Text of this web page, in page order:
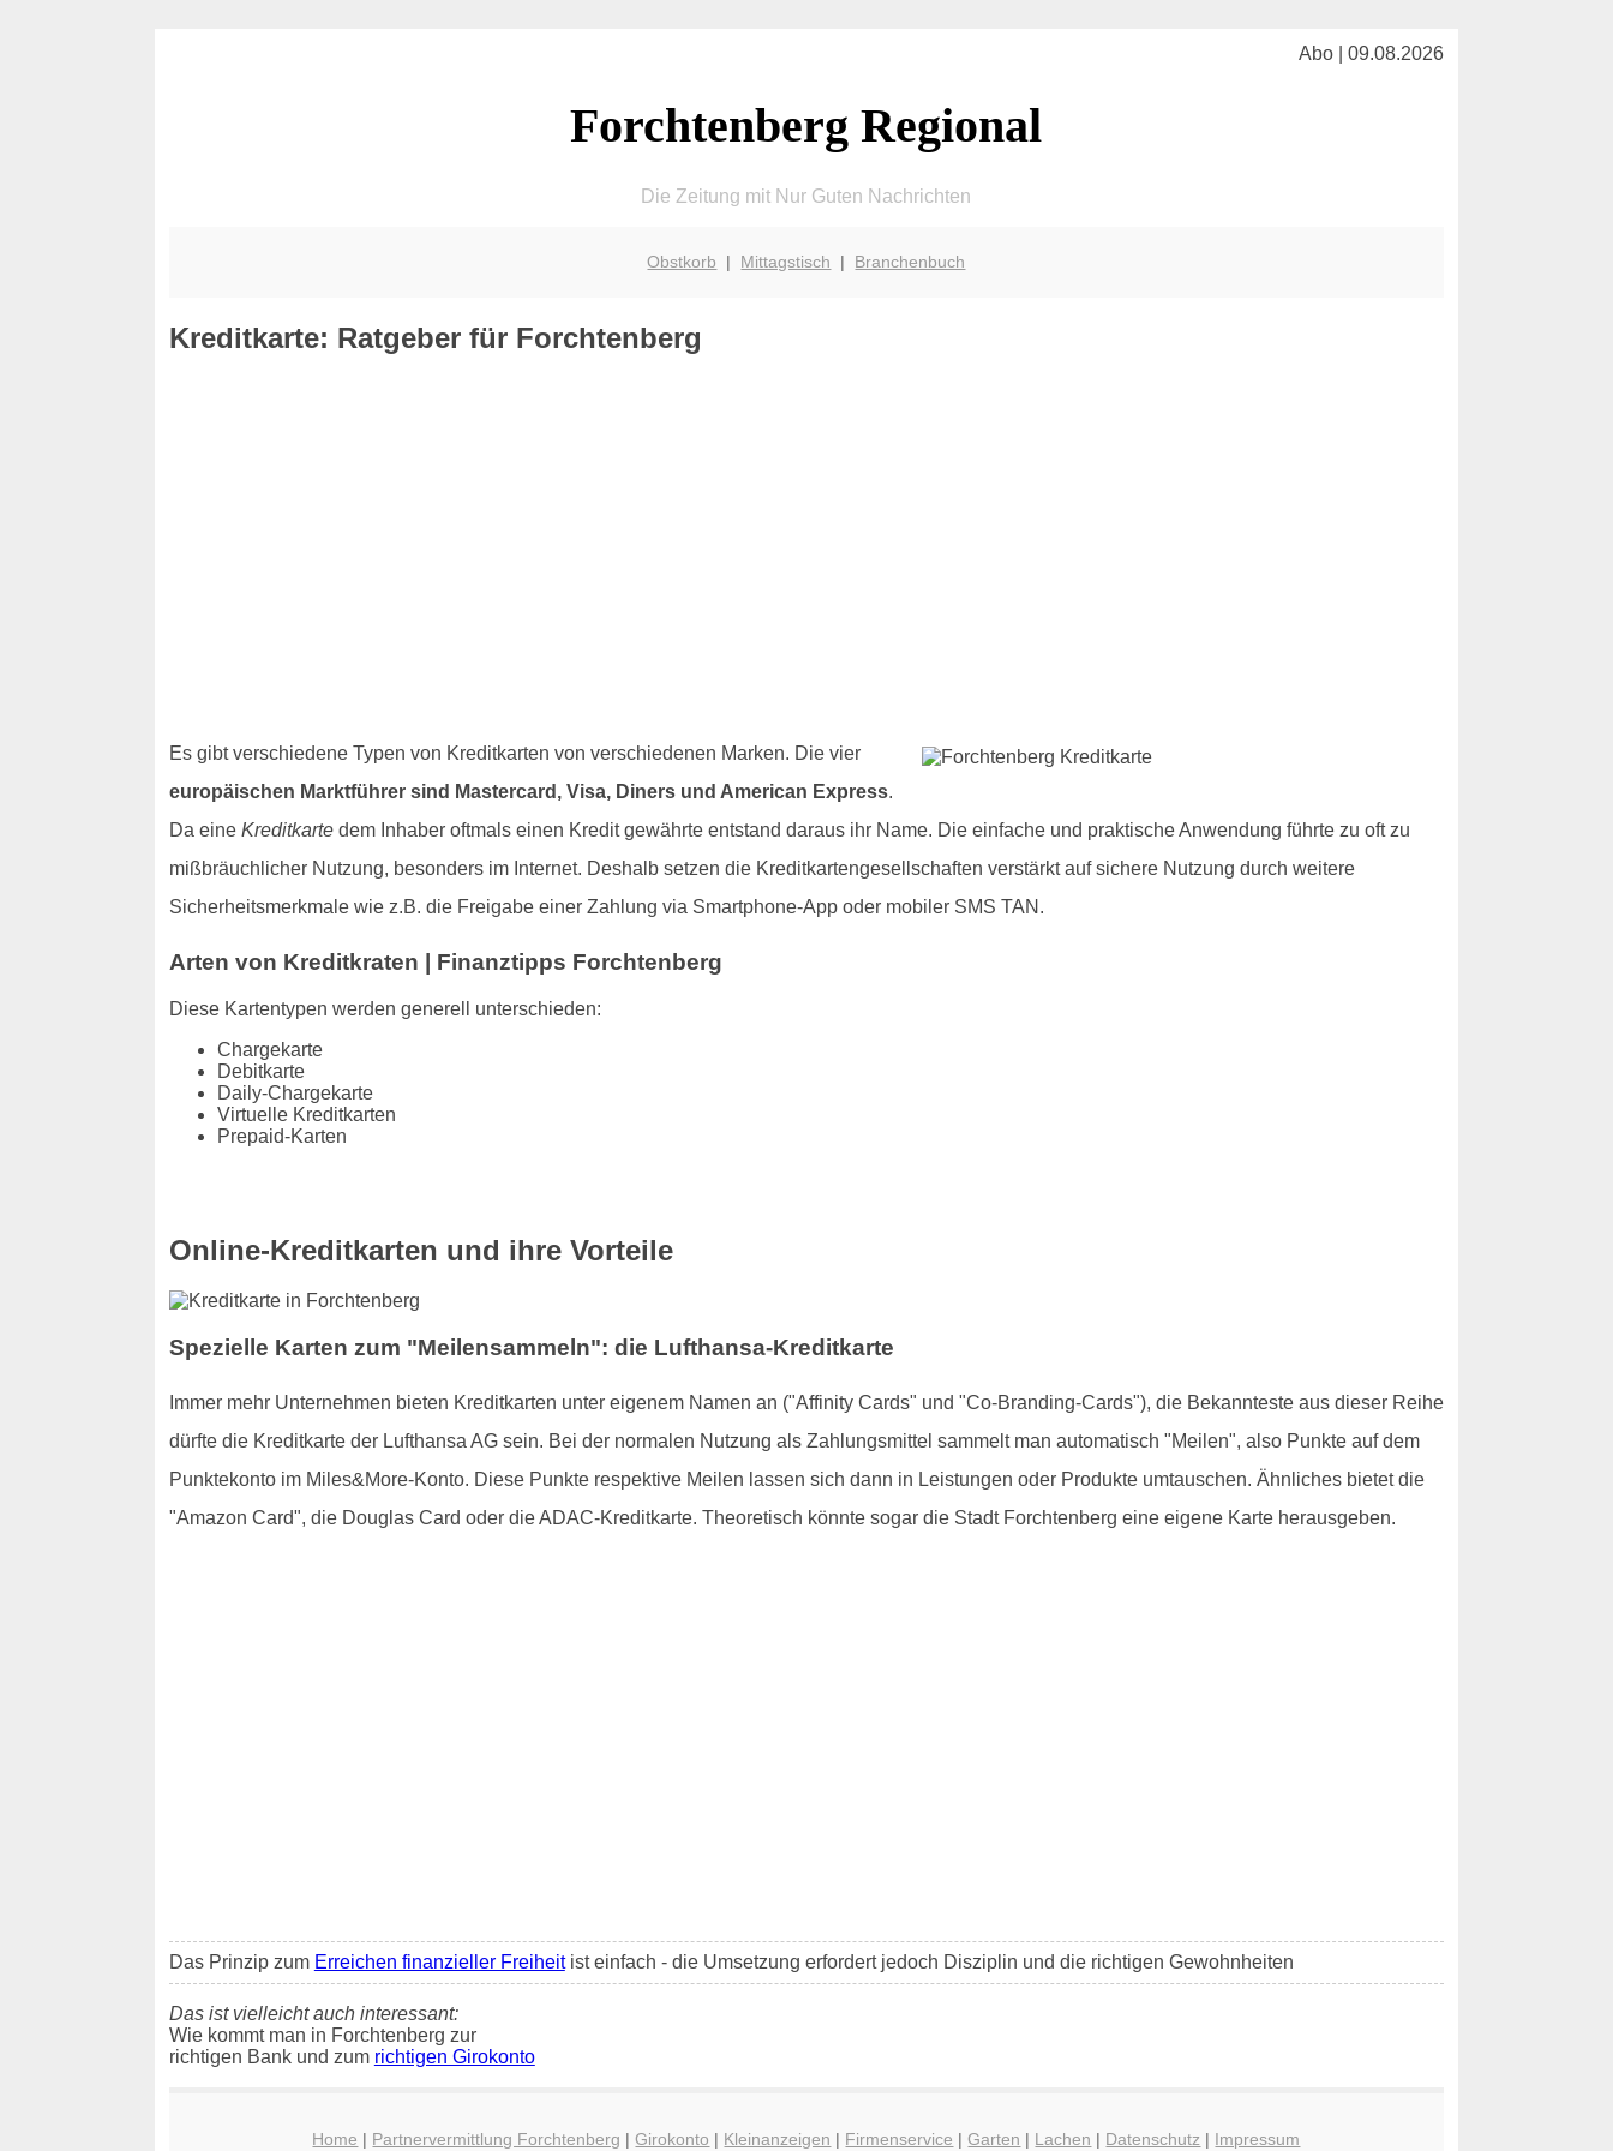
Abo | 09.08.2026
Forchtenberg Regional
Die Zeitung mit Nur Guten Nachrichten
Obstkorb | Mittagstisch | Branchenbuch
Kreditkarte: Ratgeber für Forchtenberg
Es gibt verschiedene Typen von Kreditkarten von verschiedenen Marken. Die vier
europäischen Marktführer sind Mastercard, Visa, Diners und American Express.
Da eine Kreditkartedem Inhaber oftmals einen Kredit gewährte entstand daraus ihr Name. Die einfache und praktische Anwendung führte zu oft zu
mißbräuchlicher Nutzung, besonders im Internet. Deshalb setzen die Kreditkartengesellschaften verstärkt auf sichere Nutzung durch weitere
Sicherheitsmerkmale wie z.B. die Freigabe einer Zahlung via Smartphone-App oder mobiler SMS TAN.
Arten von Kreditkraten | Finanztipps Forchtenberg
Diese Kartentypen werden generell unterschieden:
Chargekarte
Debitkarte
Daily-Chargekarte
Virtuelle Kreditkarten
Prepaid-Karten
Online-Kreditkarten und ihre Vorteile
Spezielle Karten zum "Meilensammeln": die Lufthansa-Kreditkarte
Immer mehr Unternehmen bieten Kreditkarten unter eigenem Namen an ("Affinity Cards" und "Co-Branding-Cards"), die Bekannteste aus dieser Reihe
dürfte die Kreditkarte der Lufthansa AG sein. Bei der normalen Nutzung als Zahlungsmittel sammelt man automatisch "Meilen", also Punkte auf dem
Punktekonto im Miles&More-Konto. Diese Punkte respektive Meilen lassen sich dann in Leistungen oder Produkte umtauschen. Ähnliches bietet die
"Amazon Card", die Douglas Card oder die ADAC-Kreditkarte. Theoretisch könnte sogar die Stadt Forchtenberg eine eigene Karte herausgeben.
Das Prinzip zum Erreichen finanzieller Freiheitist einfach - die Umsetzung erfordert jedoch Disziplin und die richtigen Gewohnheiten
Das ist vielleicht auch interessant:
Wie kommt man in Forchtenberg zur
richtigen Bank und zum richtigen Girokonto
Home | Partnervermittlung Forchtenberg |Girokonto | Kleinanzeigen | Firmenservice |Garten | Lachen | Datenschutz | Impressum